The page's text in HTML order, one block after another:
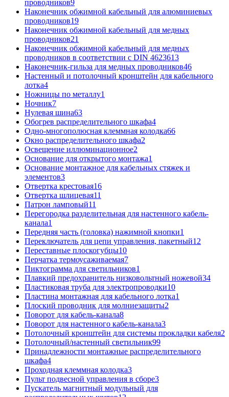
проводников9
Наконечник обжимной кабельный для алюминиевых
проводников19
Наконечник обжимной кабельный для медных
проводников21
Наконечник обжимной кабельный для медных
проводников в соответствии с DIN 4623613
Наконечник-гильза для медных проводников46
Настенный и потолочный кронштейн для кабельного
лотка4
Ножницы по металлу1
Ночник7
Нулевая шина63
Обогрев распределительного шкафа4
Одно-многополюсная клеммная колодка66
Окно распределительного шкафа2
Освещение иллюминационное2
Основание для открытого монтажа1
Основание монтажное для кабельных стяжек и
элементов3
Отвертка крестовая16
Отвертка шлицевая11
Патрон ламповый11
Перегородка разделительная для настенного кабель-
канала1
Передняя часть (головка) нажимной кнопки1
Переключатель для цепи управления, пакетный12
Переставные плоскогубцы10
Перчатка термоусаживаемая7
Пиктограмма для светильников1
Плавкий предохранитель низковольтный ножевой34
Пластиковая труба для электропроводки10
Пластина монтажная для кабельного лотка1
Плоский проводник для молниезащиты2
Поворот для кабель-канала8
Поворот для настенного кабель-канала3
Потолочный кронштейн для системы прокладки кабеля2
Потолочный/настенный светильник99
Принадлежности монтажные распределительного
шкафа4
Проходная клеммная колодка3
Пульт подвесной управления в сборе3
Пускатель магнитный модульный для